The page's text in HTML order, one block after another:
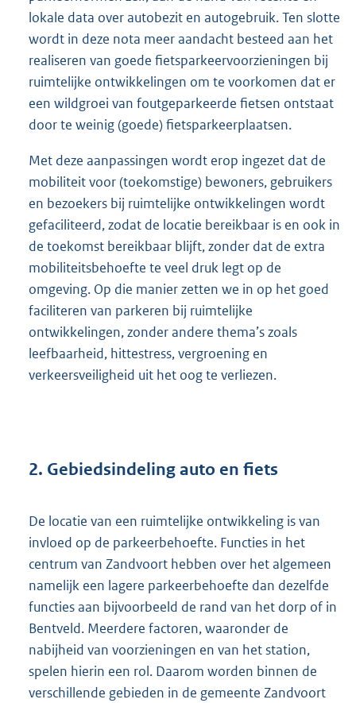
lokale data over autobezit en autogebruik. Ten slotte
wordt in deze nota meer aandacht besteed aan het
realiseren van goede fietsparkeervoorzieningen bij
ruimtelijke ontwikkelingen om te voorkomen dat er
een wildgroei van foutgeparkeerde fietsen ontstaat
door te weinig (goede) fietsparkeerplaatsen.
Met deze aanpassingen wordt erop ingezet dat de
mobiliteit voor (toekomstige) bewoners, gebruikers
en bezoekers bij ruimtelijke ontwikkelingen wordt
gefaciliteerd, zodat de locatie bereikbaar is en ook in
de toekomst bereikbaar blijft, zonder dat de extra
mobiliteitsbehoefte te veel druk legt op de
omgeving. Op die manier zetten we in op het goed
faciliteren van parkeren bij ruimtelijke
ontwikkelingen, zonder andere thema’s zoals
leefbaarheid, hittestress, vergroening en
verkeersveiligheid uit het oog te verliezen.
2. Gebiedsindeling auto en fiets
De locatie van een ruimtelijke ontwikkeling is van
invloed op de parkeerbehoefte. Functies in het
centrum van Zandvoort hebben over het algemeen
namelijk een lagere parkeerbehoefte dan dezelfde
functies aan bijvoorbeeld de rand van het dorp of in
Bentveld. Meerdere factoren, waaronder de
nabijheid van voorzieningen en van het station,
spelen hierin een rol. Daarom worden binnen de
verschillende gebieden in de gemeente Zandvoort